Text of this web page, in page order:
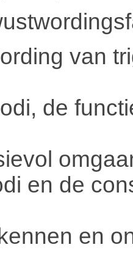
van
de
en de
en